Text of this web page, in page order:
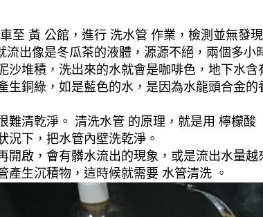
至 黃 公館，進行 洗水管 作業，檢測並無發
出像是冬瓜茶的液體，源源不絕，兩個多小
沙堆積，洗出來的水就會是咖啡色，地下水
生銅綠，如是藍色的水，是因為水龍頭合金
難清乾淨。 清洗水管 的原理，就是用 檸檬
況下，把水管內壁洗乾淨。
開啟，會有髒水流出的現象，或是流出水量
生沉積物，這時候就需要 水管清洗 。